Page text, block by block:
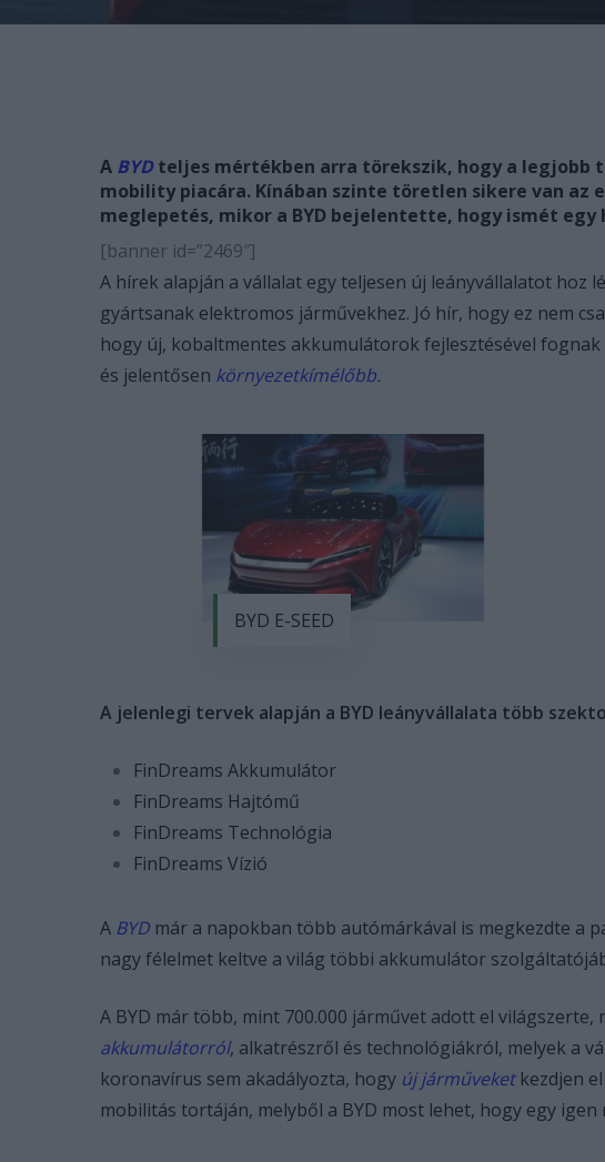
A BYD teljes mértékben arra törekszik, hogy a legjobb
mobility piacára. Kínában szinte töretlen sikere van
meglepetés, mikor a BYD bejelentette, hogy ismét egy
[banner id=”2469″]
A hírek alapján a vállalat egy teljesen új leányvállalatot hoz
gyártsanak elektromos járművekhez. Jó hír, hogy ez nem
hogy új, kobaltmentes akkumulátorok fejlesztésével
és jelentősen környezetkímélőbb.
BYD E-SEED
A jelenlegi tervek alapján a BYD leányvállalata több
FinDreams Akkumulátor
FinDreams Hajtómű
FinDreams Technológia
FinDreams Vízió
A BYD már a napokban több autómárkával is megkezdte a
nagy félelmet keltve a világ többi akkumulátor
A BYD már több, mint 700.000 járművet adott el világszerte,
akkumulátorról, alkatrészről és technológiákról, melyek a
koronavírus sem akadályozta, hogy új járműveketkezdjen el
mobilitás tortáján, melyből a BYD most lehet, hogy egy